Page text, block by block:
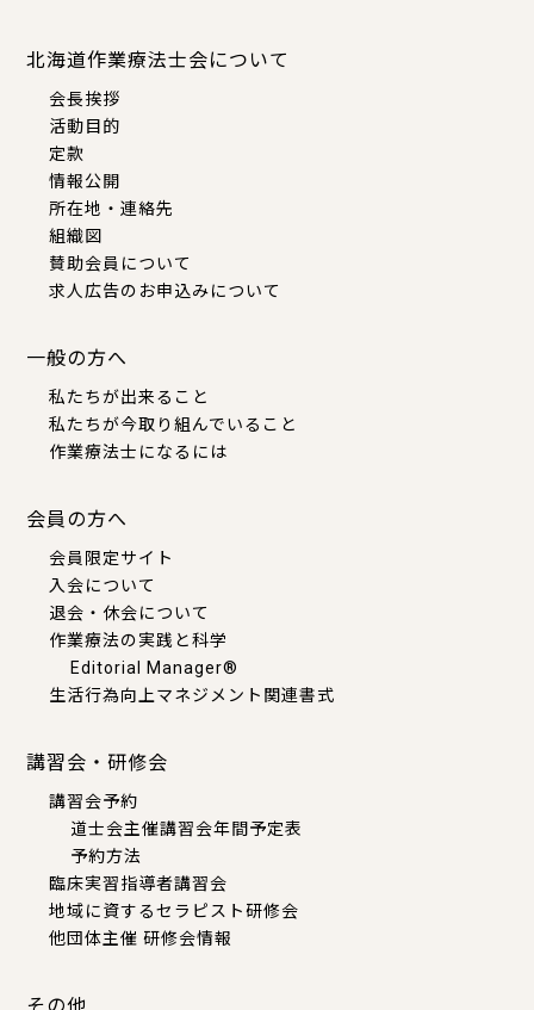
北海道作業療法士会について
会長挨拶
活動目的
定款
情報公開
所在地・連絡先
組織図
賛助会員について
求人広告のお申込みについて
一般の方へ
私たちが出来ること
私たちが今取り組んでいること
作業療法士になるには
会員の方へ
会員限定サイト
入会について
退会・休会について
作業療法の実践と科学
Editorial Manager®
生活行為向上マネジメント関連書式
講習会・研修会
講習会予約
道士会主催講習会年間予定表
予約方法
臨床実習指導者講習会
地域に資するセラピスト研修会
他団体主催 研修会情報